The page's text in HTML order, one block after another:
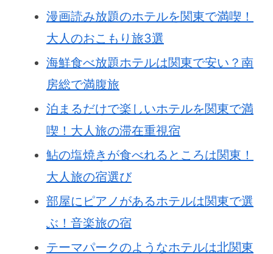
漫画読み放題のホテルを関東で満喫！
大人のおこもり旅3選
海鮮食べ放題ホテルは関東で安い？南
房総で満腹旅
泊まるだけで楽しいホテルを関東で満
喫！大人旅の滞在重視宿
鮎の塩焼きが食べれるところは関東！
大人旅の宿選び
部屋にピアノがあるホテルは関東で選
ぶ！音楽旅の宿
テーマパークのようなホテルは北関東